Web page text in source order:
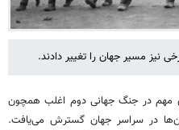
نیز مسیر جهان را تغییر دادند.
مهم در جنگ جهانی دوم اغلب همچون
در سراسر جهان گسترش می‌یافت.